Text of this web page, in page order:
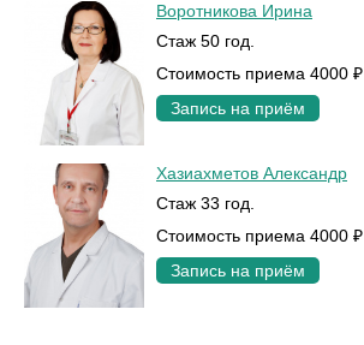
Воротникова Ирина
Стаж 50 год.
Стоимость приема 4000 ₽
Запись на приём
Хазиахметов Александр
Стаж 33 год.
Стоимость приема 4000 ₽
Запись на приём